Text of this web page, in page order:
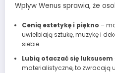
Wpływ Wenus sprawia, że
Cenią estetykę i piękno –
uwielbiają sztukę, muzykę i
siebie.
Lubią otaczać się luksusem
materialistyczne, to zwracają